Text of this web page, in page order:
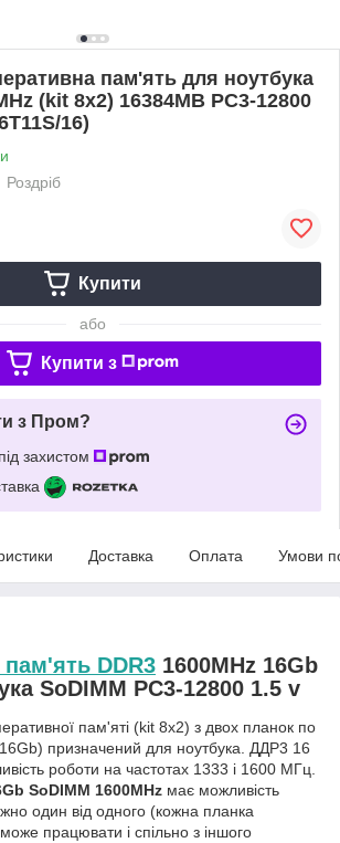
пам'ять для ноутбука
(kit 8x2) 16384MB PC3-12800
16)
Роздріб
Купити
або
Купити з
з Пром?
захистом
Доставка Оплата Умови
DDR3 1600MHz 16Gb
SoDIMM PC3-12800 1.5 v
пам'яті (kit 8x2) з двох планок по
призначений для ноутбука. ДДР3 16
роботи на частотах 1333 і 1600 МГц.
SoDIMM 1600MHz має можливість
один від одного (кожна планка
працювати і спільно з іншого